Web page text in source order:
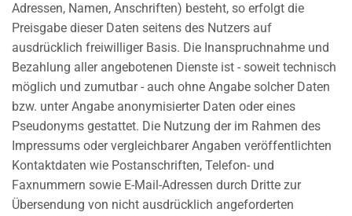
Adressen, Namen, Anschriften) besteht, so erfolgt die
Preisgabe dieser Daten seitens des Nutzers auf
ausdrücklich freiwilliger Basis. Die Inanspruchnahme und
Bezahlung aller angebotenen Dienste ist - soweit technisch
möglich und zumutbar - auch ohne Angabe solcher Daten
bzw. unter Angabe anonymisierter Daten oder eines
Pseudonyms gestattet. Die Nutzung der im Rahmen des
Impressums oder vergleichbarer Angaben veröffentlichten
Kontaktdaten wie Postanschriften, Telefon- und
Faxnummern sowie E-Mail-Adressen durch Dritte zur
Übersendung von nicht ausdrücklich angeforderten